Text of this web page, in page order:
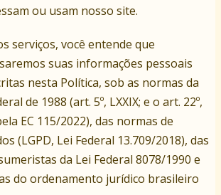
ou usam nosso site.
serviços, você entende que
suas informações pessoais
nesta Política, sob as normas da
de 1988 (art. 5º, LXXIX; e o art. 22º,
EC 115/2022), das normas de
(LGPD, Lei Federal 13.709/2018), das
da Lei Federal 8078/1990 e
do ordenamento jurídico brasileiro